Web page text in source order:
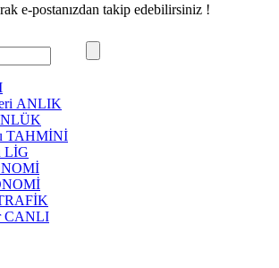
e-postanızdan takip edebilirsiniz !
ANLIK
TAHMİNİ
LİG
CANLI